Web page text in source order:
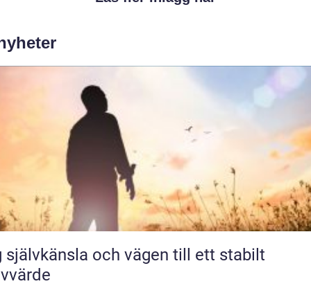
självkänsla och vägen till ett stabilt